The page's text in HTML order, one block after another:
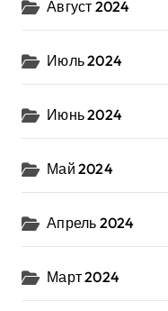
Август 2024
Июль 2024
Июнь 2024
Май 2024
Апрель 2024
Март 2024